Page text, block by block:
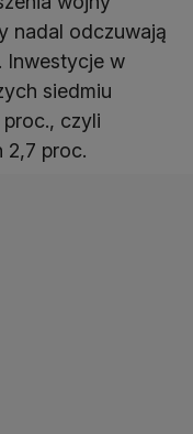
nadal odczuwają
. Inwestycje w
siedmiu
czyli